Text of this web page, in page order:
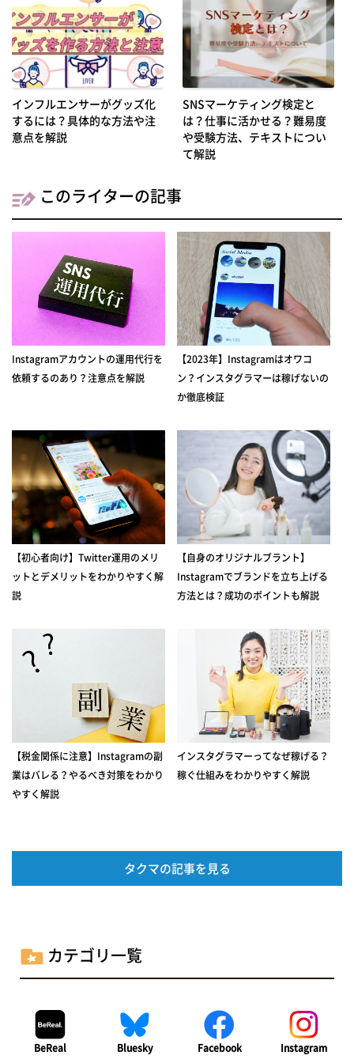
インフルエンサーがグッズ化
するには？具体的な方法や注
意点を解説
SNSマーケティング検定と
は？仕事に活かせる？難易度
や受験方法、テキストについ
て解説
このライターの記事
Instagramアカウントの運用代行を
依頼するのあり？注意点を解説
【2023年】Instagramはオワコ
ン？インスタグラマーは稼げないの
か徹底検証
【初心者向け】Twitter運用のメリ
ットとデメリットをわかりやすく解
説
【自身のオリジナルブラント】
Instagramでブランドを立ち上げる
方法とは？成功のポイントも解説
【税金関係に注意】Instagramの副
業はバレる？やるべき対策をわかり
やすく解説
インスタグラマーってなぜ稼げる？
稼ぐ仕組みをわかりやすく解説
タクマの記事を見る
カテゴリ一覧
BeReal Bluesky Facebook Instagram